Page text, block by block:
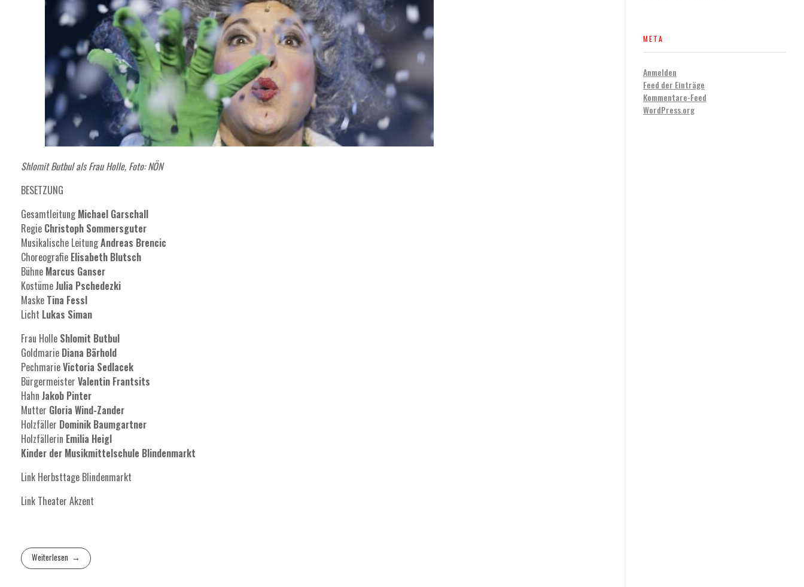
Shlomit Butbul als Frau Holle, Foto: NÖN
BESETZUNG
Gesamtleitung Michael Garschall
Regie Christoph Sommersguter
Musikalische LeitungAndreas Brencic
Choreografie Elisabeth Blutsch
Bühne Marcus Ganser
KostümeJulia Pschedezki
Maske Tina Fessl
Licht Lukas Siman
Frau Holle Shlomit Butbul
Goldmarie Diana Bärhold
PechmarieVictoria Sedlacek
Bürgermeister Valentin Frantsits
Hahn Jakob Pinter
Mutter Gloria Wind-Zander
Holzfäller Dominik Baumgartner
Holzfällerin Emilia Heigl
Kinder der Musikmittelschule Blindenmarkt
Link Herbsttage Blindenmarkt
Link Theater Akzent
Weiterlesen
META
Anmelden
Feed der Einträge
Kommentare-Feed
WordPress.org